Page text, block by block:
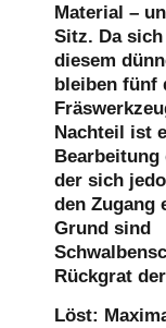
Material –
Sitz. Da
diesem
bleiben fünf
Nachteil ist
Bearbeitung
der sich
den Zugang
Grund sind
Rückgrat
Löst: